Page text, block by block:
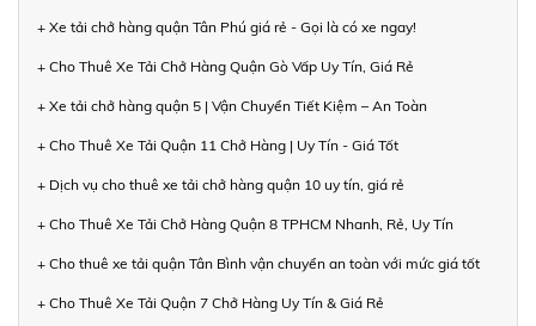
+ Xe tải chở hàng quận Tân Phú giá rẻ - Gọi là có xe ngay!
+ Cho Thuê Xe Tải Chở Hàng Quận Gò Vấp Uy Tín, Giá Rẻ
+ Xe tải chở hàng quận 5 | Vận Chuyển Tiết Kiệm – An Toàn
+ Cho Thuê Xe Tải Quận 11 Chở Hàng | Uy Tín - Giá Tốt
+ Dịch vụ cho thuê xe tải chở hàng quận 10 uy tín, giá rẻ
+ Cho Thuê Xe Tải Chở Hàng Quận 8 TPHCM Nhanh, Rẻ, Uy Tín
+ Cho thuê xe tải quận Tân Bình vận chuyển an toàn với mức giá tốt
+ Cho Thuê Xe Tải Quận 7 Chở Hàng Uy Tín & Giá Rẻ